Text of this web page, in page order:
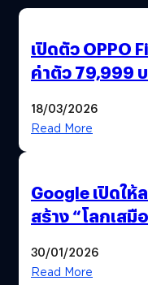
เปิดตัว OPPO
ค่าตัว 79,999
18/03/2026
Read More
Google เปิดให้
สร้าง “โลกเสมื
30/01/2026
Read More